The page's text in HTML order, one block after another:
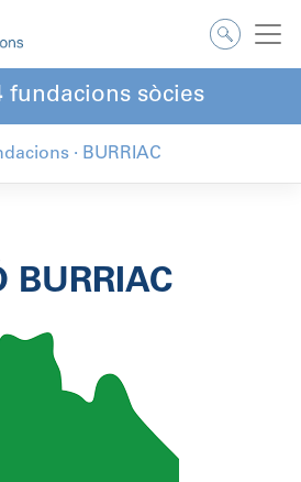
fundacions sòcies
· BURRIAC
BURRIAC